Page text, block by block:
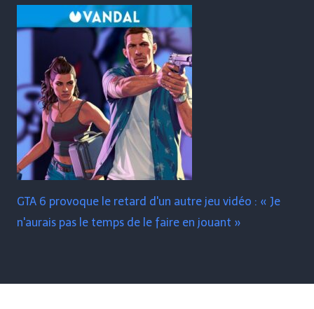
GTA 6 provoque le retard d'un autre jeu vidéo : « Je
n'aurais pas le temps de le faire en jouant »